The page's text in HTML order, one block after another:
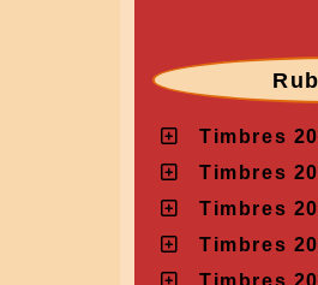
Timbres
Timbres
Timbres
Timbres
Timbres